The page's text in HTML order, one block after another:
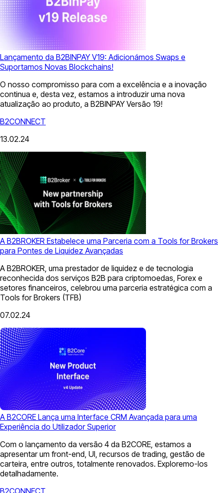
Lançamento da B2BINPAY V19: Adicionámos Swaps e
Suportamos Novas Blockchains!
O nosso compromisso para com a excelência e a inovação
continua e, desta vez, estamos a introduzir uma nova
atualização ao produto, a B2BINPAY Versão 19!
B2CONNECT
13.02.24
A B2BROKER Estabelece uma Parceria com a Tools for Brokers
para Pontes de Liquidez Avançadas
A B2BROKER, uma prestador de liquidez e de tecnologia
reconhecida dos serviços B2B para criptomoedas, Forex e
setores financeiros, celebrou uma parceria estratégica com a
Tools for Brokers (TFB)
07.02.24
A B2CORE Lança uma Interface CRM Avançada para uma
Experiência do Utilizador Superior
Com o lançamento da versão 4 da B2CORE, estamos a
apresentar um front-end, UI, recursos de trading, gestão de
carteira, entre outros, totalmente renovados. Exploremo-los
detalhadamente.
B2CONNECT